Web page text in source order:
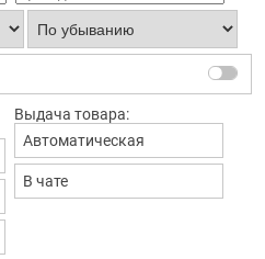
Выдача товара:
Автоматическая
В чате